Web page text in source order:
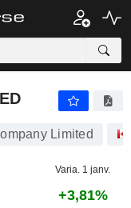
Limited
Varia. 1 janv.
+3,81%